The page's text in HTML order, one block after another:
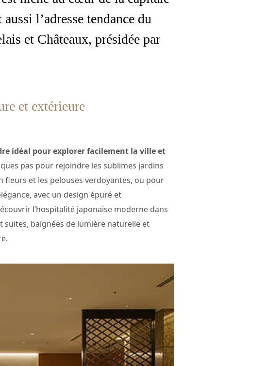
l’adresse tendance du
et Châteaux, présidée par
et extérieure
idéal pour explorer facilement la ville et
pas pour rejoindre les sublimes jardins
fleurs et les pelouses verdoyantes, ou pour
avec un design épuré et
l’hospitalité japonaise moderne dans
suites, baignées de lumière naturelle et